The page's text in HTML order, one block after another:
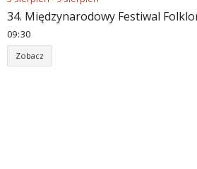
34. Międzynarodowy Festiwal
09:30
Zobacz